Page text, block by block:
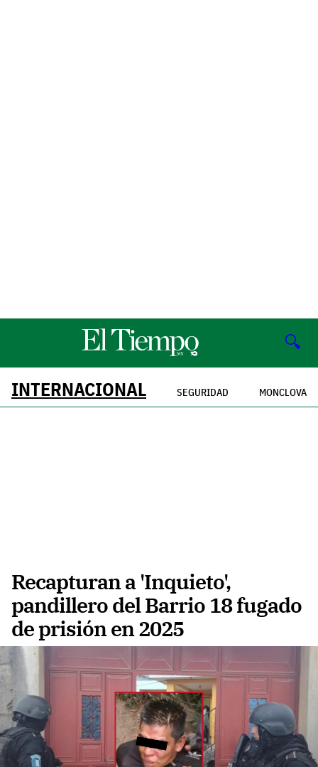
🔍
INTERNACIONAL SEGURIDAD MONCLOVA
Recapturan a 'Inquieto',
pandillero del Barrio 18 fugado
de prisión en 2025